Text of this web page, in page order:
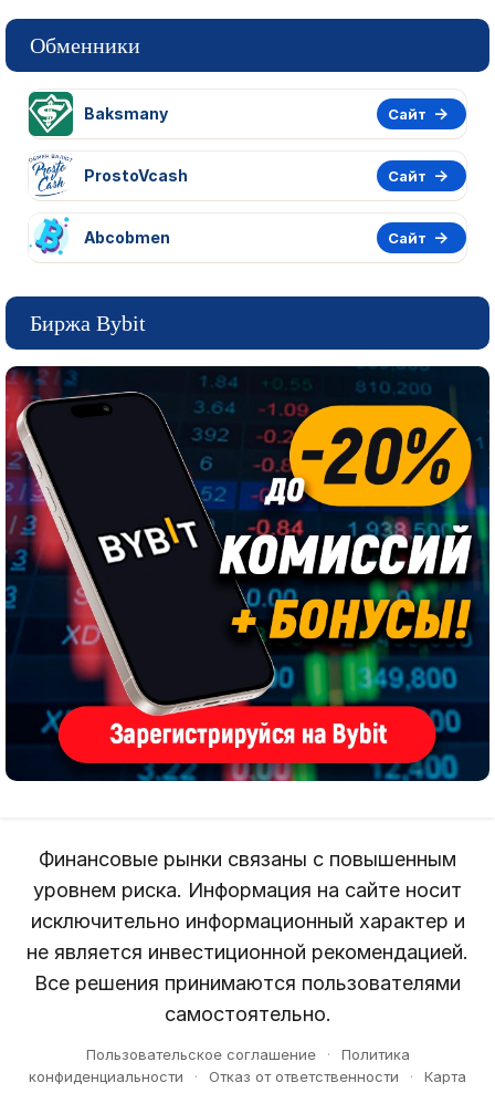
Обменники
Baksmany Сайт
ProstoVcash Сайт
Abcobmen Сайт
Биржа Bybit
Финансовые рынки связаны с повышенным
уровнем риска. Информация на сайте носит
исключительно информационный характер и
не является инвестиционной рекомендацией.
Все решения принимаются пользователями
самостоятельно.
Пользовательское соглашение ·
Политика
конфиденциальности
· Отказ от ответственности ·
Карта